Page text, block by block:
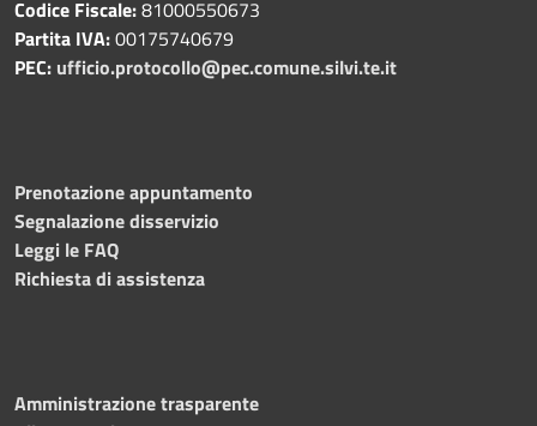
Codice Fiscale:81000550673
Partita IVA:00175740679
PEC: ufficio.protocollo@pec.comune.silvi.te.it
Prenotazione appuntamento
Segnalazione disservizio
Leggi le FAQ
Richiesta di assistenza
Amministrazione trasparente